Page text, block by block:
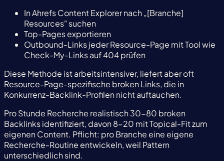
In Ahrefs Content Explorer nach „[Branche]
Resources" suchen
Top-Pages exportieren
Outbound-Links jeder Resource-Page mit Tool wie
Check-My-Links auf 404 prüfen
Diese Methode ist arbeitsintensiver, liefert aber oft
Resource-Page-spezifische broken Links, die in
Konkurrenz-Backlink-Profilen nicht auftauchen.
Pro Stunde Recherche realistisch 30-80 broken
Backlinks identifiziert, davon 8-20 mit Topical-Fit zum
eigenen Content. Pflicht: pro Branche eine eigene
Recherche-Routine entwickeln, weil Pattern
unterschiedlich sind.